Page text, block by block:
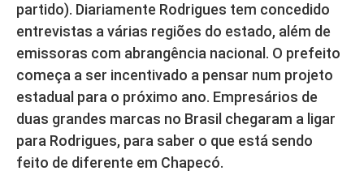
partido). Diariamente Rodrigues tem concedido
entrevistas a várias regiões do estado, além de
emissoras com abrangência nacional. O prefeito
começa a ser incentivado a pensar num projeto
estadual para o próximo ano. Empresários de
duas grandes marcas no Brasil chegaram a ligar
para Rodrigues, para saber o que está sendo
feito de diferente em Chapecó.